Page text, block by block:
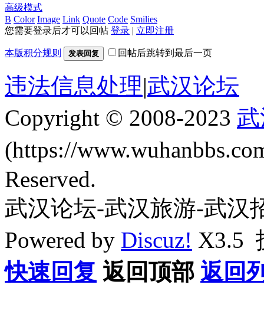
高级模式
B Color Image Link Quote Code Smilies
您需要登录后才可以回帖 登录 | 立即注册
本版积分规则 发表回复 回帖后跳转到最后一页
违法信息处理|武汉论坛
Copyright © 2008-2023
(https://
Reserved.
武汉论坛-武汉旅游-武汉
Powered by Discuz! X3.5
快速回复 返回顶部 返回